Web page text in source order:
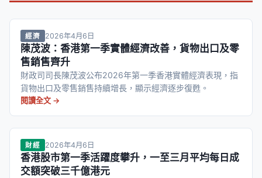
經濟 2026年4月6日
陳茂波：香港第一季實體經濟改善，貨物出口及零
售銷售齊升
財政司司長陳茂波公布2026年第一季香港實體經濟表現，指
貨物出口及零售銷售持續增長，顯示經濟逐步復甦。
閱讀全文 →
財經 2026年4月6日
香港股市第一季活躍度攀升，一至三月平均每日成
交額突破三千億港元